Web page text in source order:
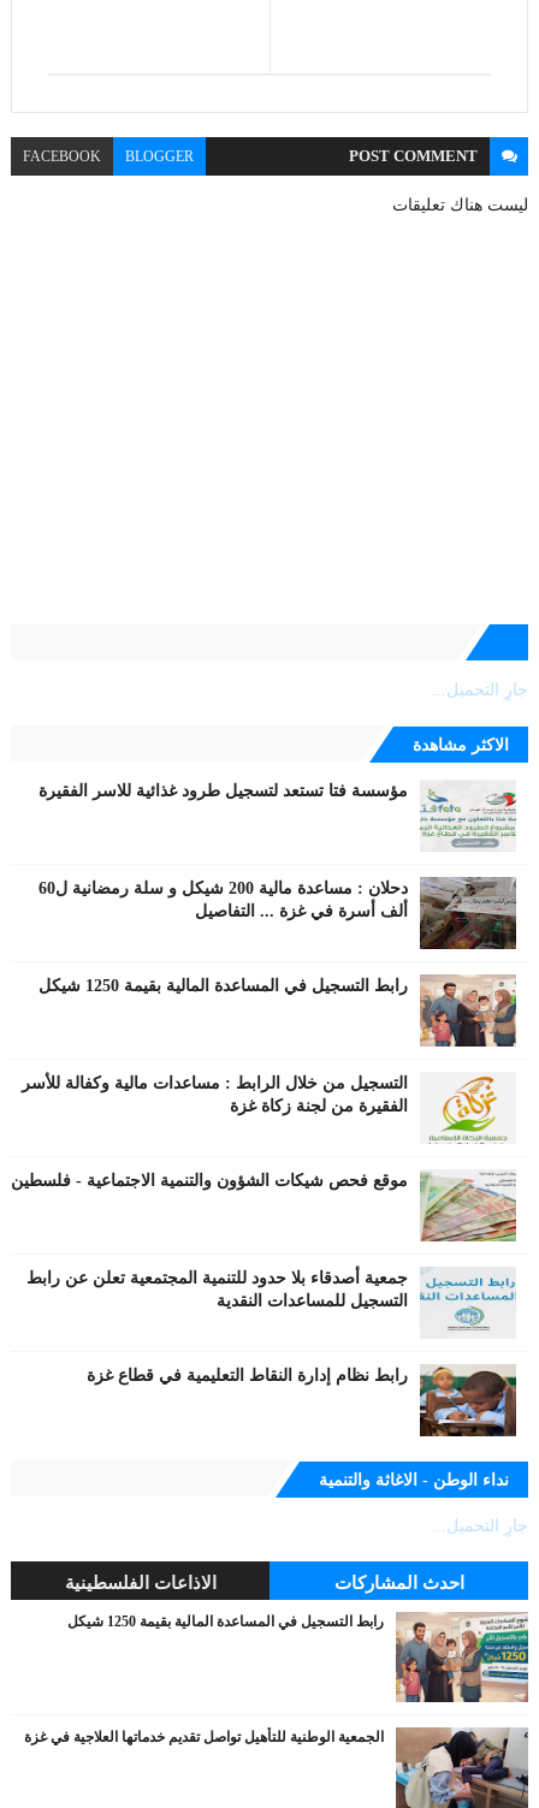
POSTCOMMENT
BLOGGER
FACEBOOK
ليست هناك تعليقات
جارٍ التحميل...
الاكثر مشاهدة
مؤسسة فتا تستعد لتسجيل طرود غذائية للاسر الفقيرة
دحلان : مساعدة مالية 200 شيكل و سلة رمضانية ل60
ألف أسرة في غزة ... التفاصيل
رابط التسجيل في المساعدة المالية بقيمة 1250 شيكل
التسجيل من خلال الرابط : مساعدات مالية وكفالة للأسر
الفقيرة من لجنة زكاة غزة
موقع فحص شيكات الشؤون والتنمية الاجتماعية - فلسطين
جمعية أصدقاء بلا حدود للتنمية المجتمعية تعلن عن رابط
التسجيل للمساعدات النقدية
رابط نظام إدارة النقاط التعليمية في قطاع غزة
نداء الوطن - الاغاثة والتنمية
جارٍ التحميل...
احدث المشاركات الاذاعات الفلسطينية
رابط التسجيل في المساعدة المالية بقيمة 1250 شيكل
الجمعية الوطنية للتأهيل تواصل تقديم خدماتها العلاجية في غزة